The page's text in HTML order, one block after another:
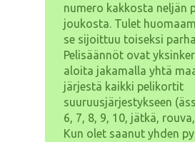
numero kakkosta neljän
joukosta. Tulet
se sijoittuu toiseksi
Pelisäännöt ovat
aloita jakamalla yhtä
järjestä kaikki pelikortit
suuruusjärjestykseen
6, 7, 8, 9, 10, jätkä,
Kun olet saanut yhden